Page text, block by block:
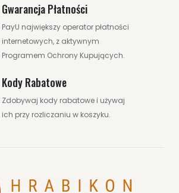
Gwarancja Płatności
PayU największy operator płatności
internetowych, z aktywnym
Programem Ochrony Kupujących.
Kody Rabatowe
Zdobywaj kody rabatowe i używaj
ich przy rozliczaniu w koszyku.